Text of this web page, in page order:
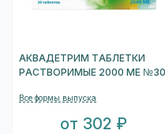
АКВАДЕТРИМ ТАБЛЕТКИ
РАСТВОРИМЫЕ 2000 МЕ №30
Все формы выпуска
от 302 ₽